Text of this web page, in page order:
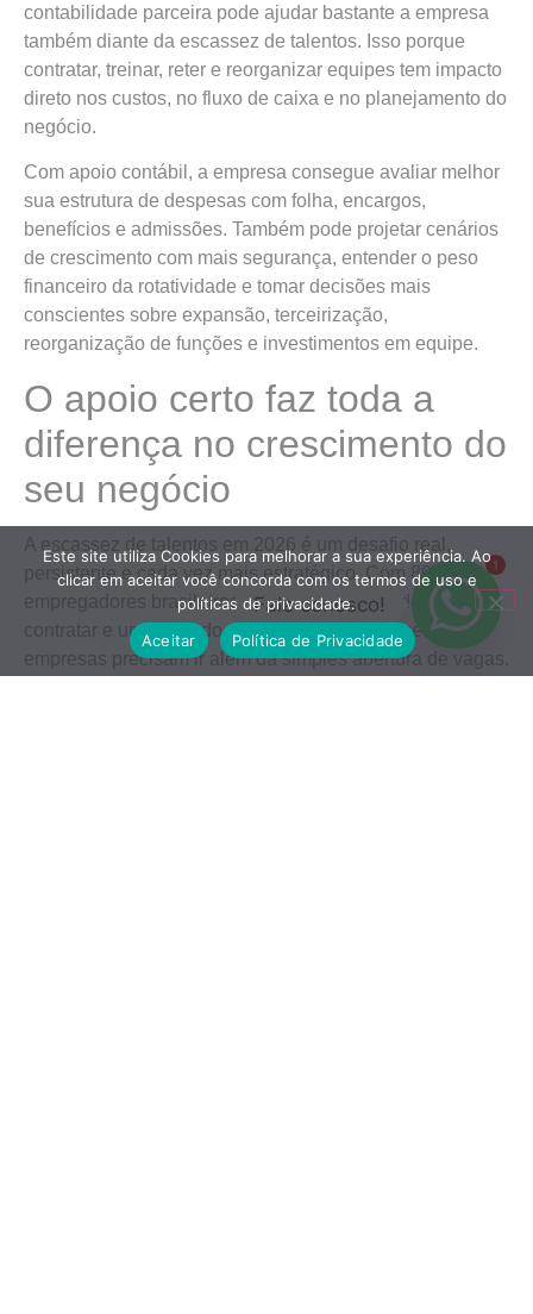
contabilidade parceira pode ajudar bastante a empresa
também diante da escassez de talentos. Isso porque
contratar, treinar, reter e reorganizar equipes tem impacto
direto nos custos, no fluxo de caixa e no planejamento do
negócio.
Com apoio contábil, a empresa consegue avaliar melhor
sua estrutura de despesas com folha, encargos,
benefícios e admissões. Também pode projetar cenários
de crescimento com mais segurança, entender o peso
financeiro da rotatividade e tomar decisões mais
conscientes sobre expansão, terceirização,
reorganização de funções e investimentos em equipe.
O apoio certo faz toda a
diferença no crescimento do
seu negócio
persistente e cada vez mais estratégico. Com 80% dos
empregadores brasileiros relatando dificuldade para
contratar e um mercado de trabalho ainda aquecido, as
empresas precisam ir além da simples abertura de vagas.
Este site utiliza Cookies para melhorar a sua experiência. Ao
clicar em aceitar você concorda com os termos de uso e
políticas de privacidade.
Aceitar
Política de Privacidade
1
Fale conosco!